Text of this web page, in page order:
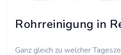
Rohrreinigung in
Ganz gleich zu welcher